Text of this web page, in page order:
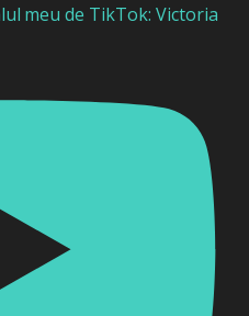
meu de TikTok: Victoria